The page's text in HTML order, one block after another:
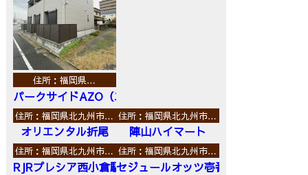
住所：福岡県…
パークサイドAZO（エーゼットオー）
住所：福岡県北九州市…
オリエンタル折尾
住所：福岡県北九州市…
陣山ハイマート
住所：福岡県北九州市…
RJRプレシア西小倉駅前
住所：福岡県北九州市…
セジュールオッツ壱番館